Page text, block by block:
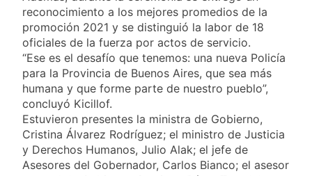
reconocimiento a los mejores promedios de la
promoción 2021 y se distinguió la labor de 18
oficiales de la fuerza por actos de servicio.
“Ese es el desafío que tenemos: una nueva Policía
para la Provincia de Buenos Aires, que sea más
humana y que forme parte de nuestro pueblo”,
concluyó Kicillof.
Estuvieron presentes la ministra de Gobierno,
Cristina Álvarez Rodríguez; el ministro de Justicia
y Derechos Humanos, Julio Alak; el jefe de
Asesores del Gobernador, Carlos Bianco; el asesor